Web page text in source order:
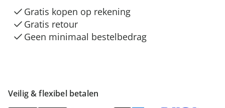
Veilig & flexibel betalen
Gratis kopen op rekening
Gratis retour
Geen minimaal bestelbedrag